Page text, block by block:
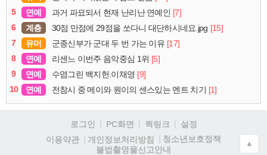
5
연예 과거 파묘되서 현재 난리난 연예인 [7]
6
계층 30점 만점에 29점을 쏘다니 대단하시네요.jpg [15]
7
유머 군종신부가 군대 두 번 가는 이유 [17]
8
연예 리센느 이번주 음악중심 1위 [5]
9
연예 수염그린 백지헌.이채영 [9]
10
연예 전참시 중 메이와 원이의 센스있는 멘트 치기 [1]
로그인 PC화면 퀵링크
설정
이용약관
개인정보처리방침
청소년보호정책
불법촬영물신고안내
▲